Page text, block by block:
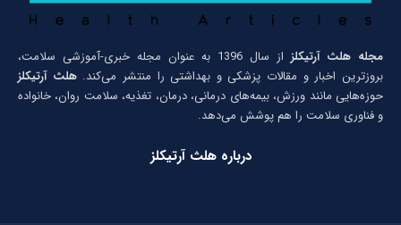
مجله هلث آرتیکلز
از سال 1396 به عنوان مجله خبری-آموزشی سلامت،
بروزترین اخبار و مقالات پزشکی و بهداشتی را منتشر می‌کند.هلث آرتیکلز
حوزه‌هایی مانند ورزش، بیمه‌های درمانی، درمان، تغذیه، سلامت روان، خانواده
و فناوری سلامت را هم پوشش می‌دهد.
درباره هلث آرتیکلز